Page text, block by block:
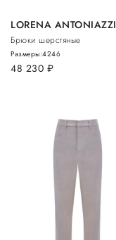
LORENA ANTONIAZZI
Брюки шерстяные
48 230 руб.
Размеры:4246